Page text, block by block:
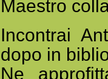
Maestro
Incontrai
dopo in
Ne